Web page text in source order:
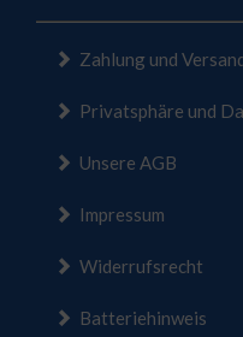
Zahlung und
Privatsphäre und
Unsere AGB
Impressum
Widerrufsrecht
Batteriehinweis